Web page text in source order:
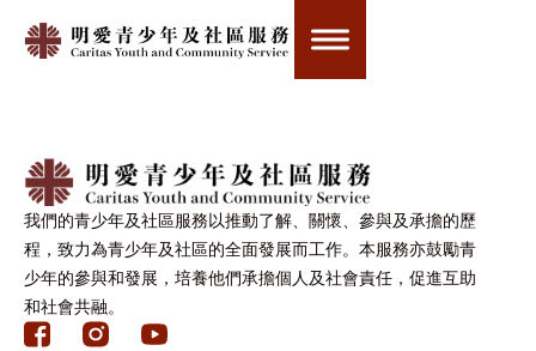
分類:出色義工
我們的青少年及社區服務以推動了解、關懷、參與及承擔的歷
程，致力為青少年及社區的全面發展而工作。本服務亦鼓勵青
少年的參與和發展，培養他們承擔個人及社會責任，促進互助
和社會共融。